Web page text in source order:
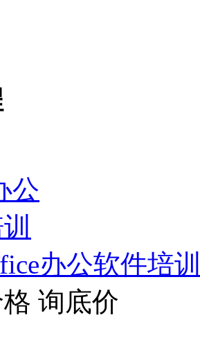
办公软件培
询底价